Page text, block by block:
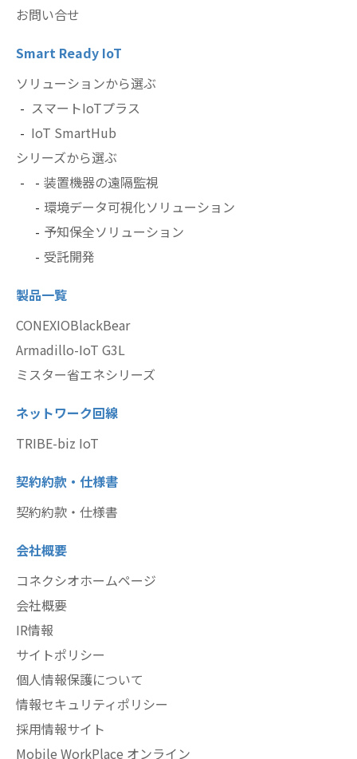
お問い合せ
Smart Ready IoT
ソリューションから選ぶ
スマートIoTプラス
IoT SmartHub
シリーズから選ぶ
装置機器の遠隔監視
環境データ可視化ソリューション
予知保全ソリューション
受託開発
製品一覧
CONEXIOBlackBear
Armadillo-IoT G3L
ミスター省エネシリーズ
ネットワーク回線
TRIBE-biz IoT
契約約款・仕様書
契約約款・仕様書
会社概要
コネクシオホームページ
会社概要
IR情報
サイトポリシー
個人情報保護について
情報セキュリティポリシー
採用情報サイト
Mobile WorkPlace オンライン